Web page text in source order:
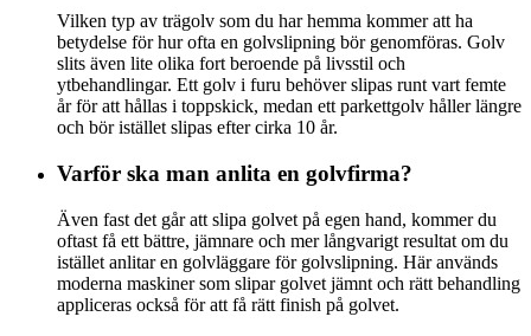
Vilken typ av trägolv som du har hemma kommer att ha
betydelse för hur ofta en golvslipning bör genomföras. Golv
slits även lite olika fort beroende på livsstil och
ytbehandlingar. Ett golv i furu behöver slipas runt vart femte
år för att hållas i toppskick, medan ett parkettgolv håller längre
och bör istället slipas efter cirka 10 år.
Varför ska man anlita en golvfirma?
Även fast det går att slipa golvet på egen hand, kommer du
oftast få ett bättre, jämnare och mer långvarigt resultat om du
istället anlitar en golvläggare för golvslipning. Här används
moderna maskiner som slipar golvet jämnt och rätt behandling
appliceras också för att få rätt finish på golvet.